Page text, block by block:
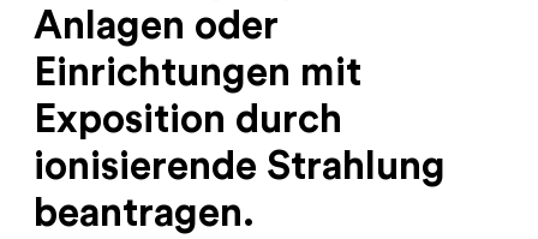
Anlagen oder
Einrichtungen mit
Exposition durch
ionisierende Strahlung
beantragen.